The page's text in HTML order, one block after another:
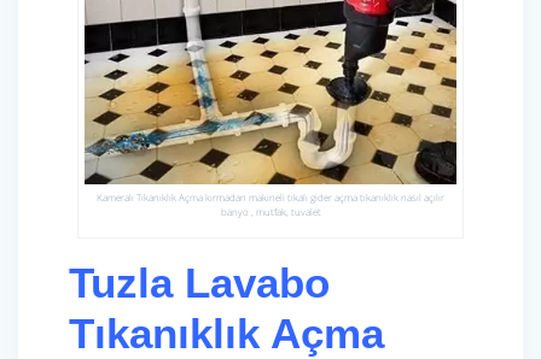
Kameralı Tıkanıklık Açma kırmadan makineli tıkalı gider açma tıkanıklık nasıl açılır
banyo , mutfak, tuvalet
Tuzla Lavabo
Tıkanıklık Açma